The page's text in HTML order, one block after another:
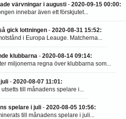
värvningar i augusti - 2020-09-15 00:00:
innebar även ett förskjutet...
gick lottningen - 2020-08-31 15:52:
i Europa Leauge. Matcherna...
klubbarna - 2020-08-14 09:14:
miljonerna regna över klubbarna som...
- 2020-08-07 11:01:
till månadens spelare i...
spelare i juli - 2020-08-05 10:56:
till månadens spelare i juli...